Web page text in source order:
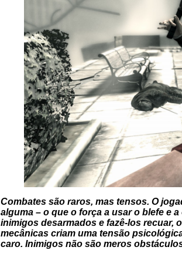
Combates são raros, mas tensos. O
alguma – o que o força a usar o blefe e
inimigos desarmados e fazê-los recuar,
mecânicas criam uma tensão
caro. Inimigos não são meros